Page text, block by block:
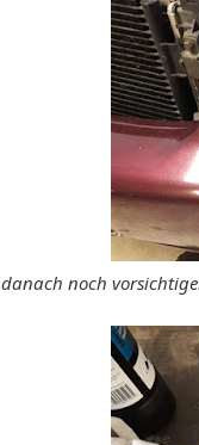
danach noch